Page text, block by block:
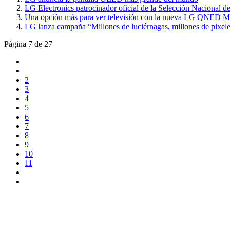
LG Electronics patrocinador oficial de la Selección Nacional
Una opción más para ver televisión con la nueva LG QNED
LG lanza campaña “Millones de luciérnagas, millones de
Página 7 de 27
2
3
4
5
6
7
8
9
10
11